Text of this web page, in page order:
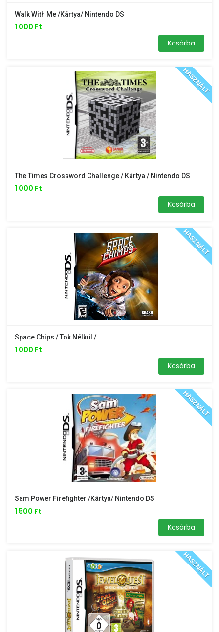
Walk With Me /kártya/ Nintendo DS
1 000 Ft
Kosárba
HASZNÁLT
The Times Crossword Challenge / Kártya / Nintendo DS
1 000 Ft
Kosárba
HASZNÁLT
Space Chips / Tok Nélkül /
1 000 Ft
Kosárba
HASZNÁLT
Sam Power Firefighter /kártya/ Nintendo DS
1 500 Ft
Kosárba
HASZNÁLT